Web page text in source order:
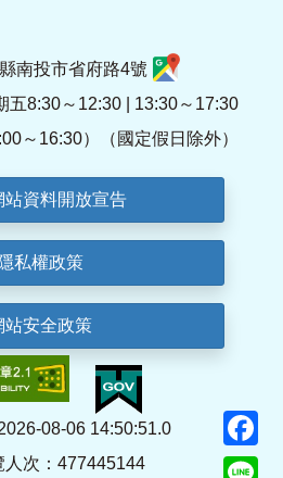
南投市省府路4號
五8:30～12:30 | 13:30～17:30
～16:30）（國定假日除外）
站資料開放宣告
隱私權政策
站安全政策
08-06 14:50:51.0
人次：477445144